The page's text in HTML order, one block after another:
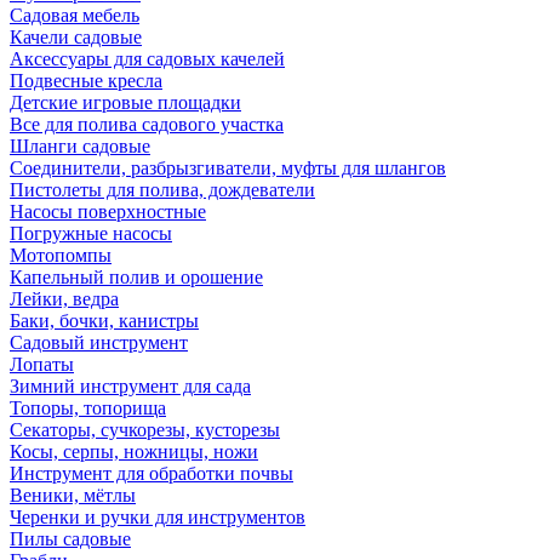
Садовая мебель
Качели садовые
Аксессуары для садовых качелей
Подвесные кресла
Детские игровые площадки
Все для полива садового участка
Шланги садовые
Соединители, разбрызгиватели, муфты для шлангов
Пистолеты для полива, дождеватели
Насосы поверхностные
Погружные насосы
Мотопомпы
Капельный полив и орошение
Лейки, ведра
Баки, бочки, канистры
Садовый инструмент
Лопаты
Зимний инструмент для сада
Топоры, топорища
Секаторы, сучкорезы, кусторезы
Косы, серпы, ножницы, ножи
Инструмент для обработки почвы
Веники, мётлы
Черенки и ручки для инструментов
Пилы садовые